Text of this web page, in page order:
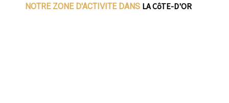
NOTRE ZONE D'ACTIVITE DANS LA CôTE-D'OR